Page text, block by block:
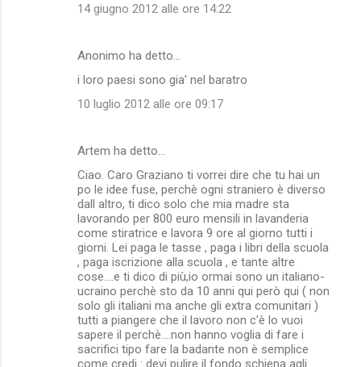
14 giugno 2012 alle ore 14:22
Anonimo ha detto…
i loro paesi sono gia' nel baratro
10 luglio 2012 alle ore 09:17
Artem ha detto…
Ciao. Caro Graziano ti vorrei dire che tu hai un
po le idee fuse, perchè ogni straniero è diverso
dall altro, ti dico solo che mia madre sta
lavorando per 800 euro mensili in lavanderia
come stiratrice e lavora 9 ore al giorno tutti i
giorni. Lei paga le tasse , paga i libri della scuola
, paga iscrizione alla scuola , e tante altre
cose....e ti dico di più,io ormai sono un italiano-
ucraino perchè sto da 10 anni qui però qui ( non
solo gli italiani ma anche gli extra comunitari )
tutti a piangere che il lavoro non c'è lo vuoi
sapere il perchè....non hanno voglia di fare i
sacrifici tipo fare la badante non è semplice
come credi : devi pulire il fondo schiena agli